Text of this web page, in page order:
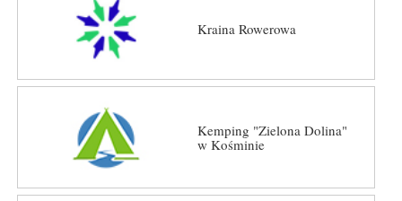
Kraina Rowerowa
Kemping "Zielona Dolina"
w Kośminie